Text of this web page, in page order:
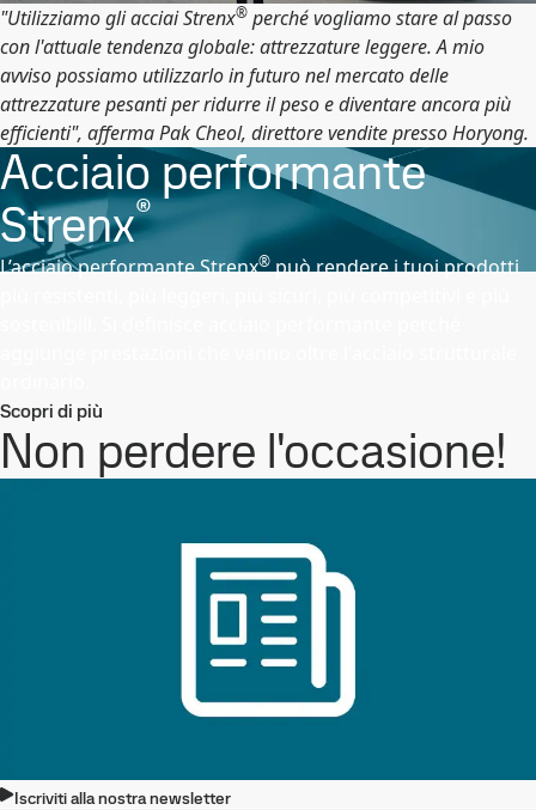
"Utilizziamo gli acciai Strenx® perché vogliamo stare al passo
con l'attuale tendenza globale: attrezzature leggere. A mio
avviso possiamo utilizzarlo in futuro nel mercato delle
attrezzature pesanti per ridurre il peso e diventare ancora più
efficienti", afferma Pak Cheol, direttore vendite presso Horyong.
Acciaio performante
Strenx®
L’acciaio performante Strenx®può rendere i tuoi prodotti
Scopri di più
Non perdere l'occasione!
Iscriviti alla nostra newsletter